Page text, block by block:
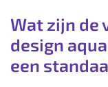
Wat zijn de
design
een